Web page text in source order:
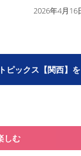
2026年4月16
ピックス【関西】
しむ